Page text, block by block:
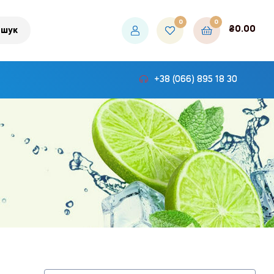
0 0
₴0.00
+38 (066) 895 18 30